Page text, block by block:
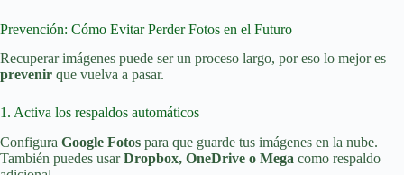
Prevención: Cómo Evitar Perder Fotos en el Futuro
Recuperar imágenes puede ser un proceso largo, por eso lo mejor es
prevenir que vuelva a pasar.
1. Activa los respaldos automáticos
Configura Google Fotos para que guarde tus imágenes en la nube.
También puedes usarDropbox, OneDrive o Mega como respaldo